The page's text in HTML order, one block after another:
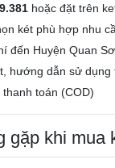
hoặc đặt trên
két phù hợp nhu
đến Huyện Quan
hướng dẫn sử dụng
toán (COD)
gặp khi mua